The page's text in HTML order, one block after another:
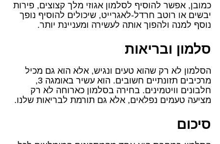
כמובן, אפשר להוסיף לסלמון אגוזי מלך קצוצים, פירות
יבשים או רוטב חרדל-לאגרייט, שיכולים להוסיף נופך
נוסף למנה ולהפוך אותה לעשירה ומעניינת יותר.
סלמון ובריאות
הסלמון לא רק שהוא טעים ונגיש, אלא הוא גם מכיל
מרכיבים תזונתיים חשובים. הוא עשיר באומגה 3,
חלבונים וויטמינים. בחירה בסלמון כארוחה לא רק
מציעה טעמים נפלאים, אלא גם תורמת לבריאות שלנו.
סיכום